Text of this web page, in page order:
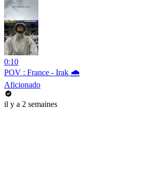
0:10
POV : France - Irak 🌧️
Aficionado
il y a 2 semaines